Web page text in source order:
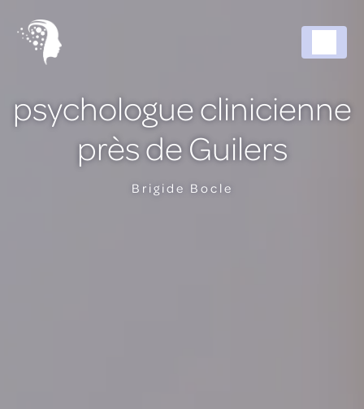
psychologue clinicienne
près de Guilers
Brigide Bocle